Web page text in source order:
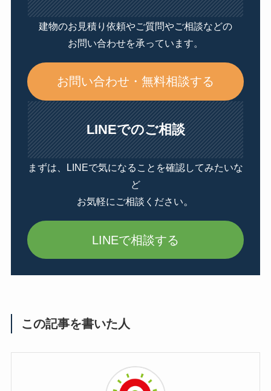
建物のお見積り依頼やご質問やご相談などの
お問い合わせを承っています。
お問い合わせ・無料相談する
LINEでのご相談
まずは、LINEで気になることを確認してみたいな
ど
お気軽にご相談ください。
LINEで相談する
この記事を書いた人